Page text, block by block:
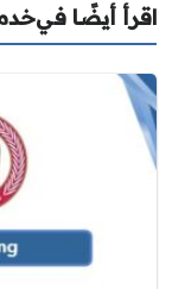
اقرأ أيضًا في